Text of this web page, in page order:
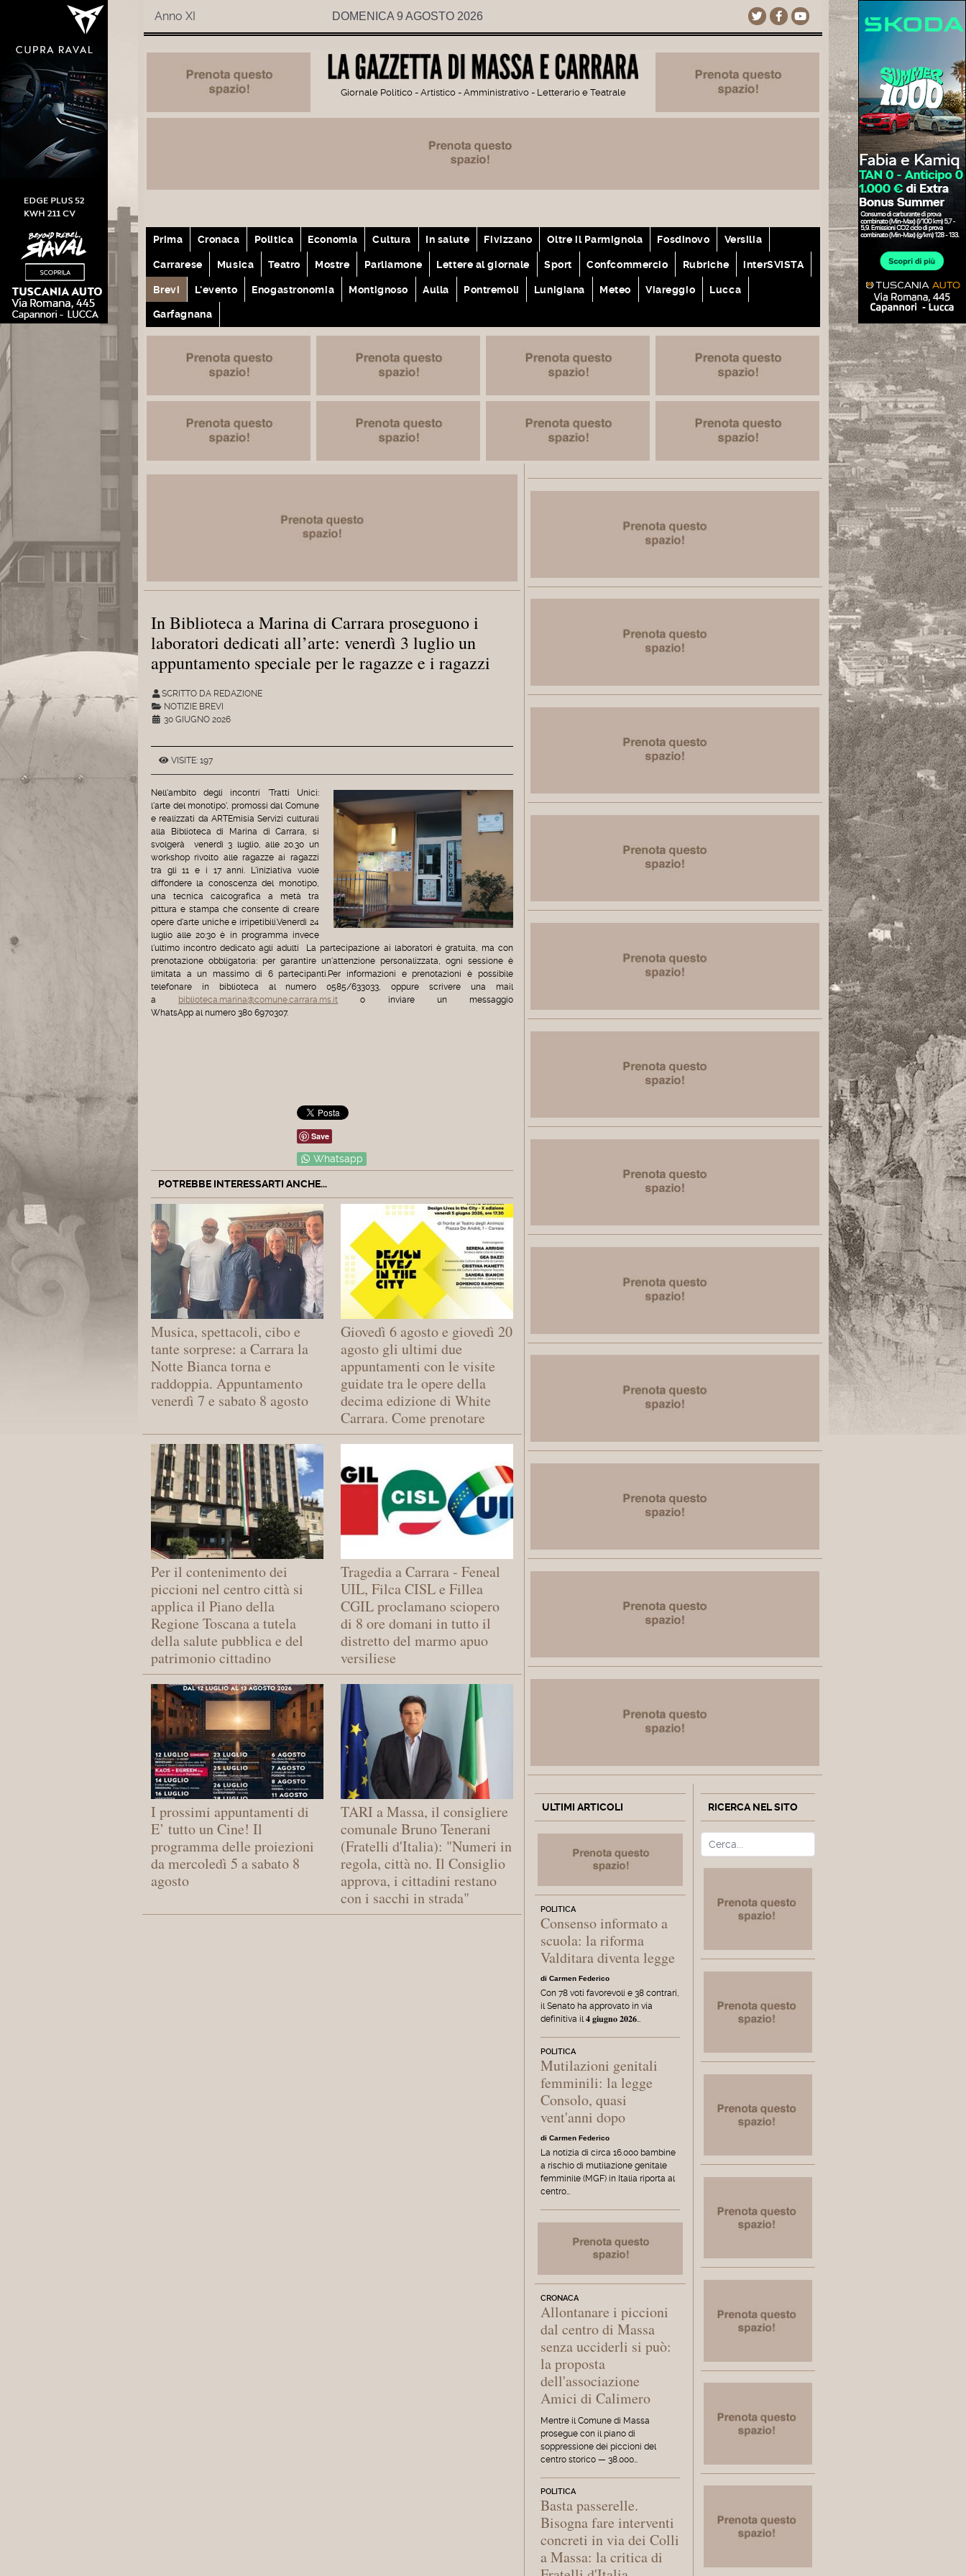
Anno XI DOMENICA 9 AGOSTO 2026
Giornale Politico - Artistico - Amministrativo - Letterario e Teatrale
Prima Cronaca Politica Economia Cultura In salute Fivizzano Oltre il Parmignola Fosdinovo Versilia
Carrarese Musica Teatro Mostre Parliamone Lettere al giornale Sport Confcommercio Rubriche interSVISTA
Brevi L'evento Enogastronomia Montignoso Aulla Pontremoli Lunigiana Meteo Viareggio Lucca
Garfagnana
In Biblioteca a Marina di Carrara proseguono i
laboratori dedicati all’arte: venerdì 3 luglio un
appuntamento speciale per le ragazze e i ragazzi
SCRITTO DA REDAZIONE
NOTIZIE BREVI
30 GIUGNO 2026
VISITE: 197
Nell'ambito degli incontri 'Tratti Unici:
l'arte del monotipo', promossi dal Comune
e realizzati da ARTEmisia Servizi culturali
alla Biblioteca di Marina di Carrara, si
svolgerà venerdì 3 luglio, alle 20.30 un
workshop rivolto alle ragazze ai ragazzi
tra gli 11 e i 17 anni. L'iniziativa vuole
diffondere la conoscenza del monotipo,
una tecnica calcografica a metà tra
pittura e stampa che consente di creare
opere d'arte uniche e irripetibili.Venerdì 24
luglio alle 20:30 è in programma invece
l'ultimo incontro dedicato agli adulti La partecipazione ai laboratori è gratuita, ma con
prenotazione obbligatoria: per garantire un'attenzione personalizzata, ogni sessione è
limitata a un massimo di 6 partecipanti.Per informazioni e prenotazioni è possibile
telefonare in biblioteca al numero 0585/633033, oppure scrivere una mail
a biblioteca.marina@comune.carrara.ms.it o inviare un messaggio
WhatsApp al numero 380 6970307.
Save
Whatsapp
POTREBBE INTERESSARTI ANCHE...
Musica, spettacoli, cibo e
tante sorprese: a Carrara la
Notte Bianca torna e
raddoppia. Appuntamento
venerdì 7 e sabato 8 agosto
Giovedì 6 agosto e giovedì 20
agosto gli ultimi due
appuntamenti con le visite
guidate tra le opere della
decima edizione di White
Carrara. Come prenotare
Per il contenimento dei
piccioni nel centro città si
applica il Piano della
Regione Toscana a tutela
della salute pubblica e del
patrimonio cittadino
Tragedia a Carrara - Feneal
UIL, Filca CISL e Fillea
CGIL proclamano sciopero
di 8 ore domani in tutto il
distretto del marmo apuo
versiliese
I prossimi appuntamenti di
E’ tutto un Cine! Il
programma delle proiezioni
da mercoledì 5 a sabato 8
agosto
TARI a Massa, il consigliere
comunale Bruno Tenerani
(Fratelli d'Italia): "Numeri in
regola, città no. Il Consiglio
approva, i cittadini restano
con i sacchi in strada"
ULTIMI ARTICOLI
POLITICA
Consenso informato a
scuola: la riforma
Valditara diventa legge
di Carmen Federico
Con 78 voti favorevoli e 38 contrari,
il Senato ha approvato in via
definitiva il 𝟒 𝐠𝐢𝐮𝐠𝐧𝐨 𝟐𝟎𝟐𝟔…
POLITICA
Mutilazioni genitali
femminili: la legge
Consolo, quasi
vent'anni dopo
di Carmen Federico
La notizia di circa 16.000 bambine
a rischio di mutilazione genitale
femminile (MGF) in Italia riporta al
centro…
CRONACA
Allontanare i piccioni
dal centro di Massa
senza ucciderli si può:
la proposta
dell'associazione
Amici di Calimero
Mentre il Comune di Massa
prosegue con il piano di
soppressione dei piccioni del
centro storico — 38.000…
POLITICA
Basta passerelle.
Bisogna fare interventi
concreti in via dei Colli
a Massa: la critica di
RICERCA NEL SITO
Cerca Type 2 or more characters